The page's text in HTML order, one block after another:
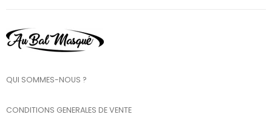
QUI SOMMES-NOUS ?
CONDITIONS GENERALES DE VENTE